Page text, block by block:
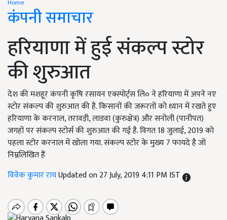
Home
कंपनी समाचार
हरियाणा में हुई संकल्प स्टोर
की शुरुआत
देश की मशहूर कंपनी कृषि रसायन एक्स्पोर्ट्स लि० ने हरियाणा में अपने नए
स्टोर संकल्प की शुरुआत की है. किसानों की जरूरतों को ध्यान में रखते हुए
हरियाणा के करनाल, तरावड़ी, लाडवा (कुरुक्षेत्र) और सनोली (पानीपत)
जगहों पर संकल्प स्टोर्स की शुरुआत की गई है. विगत 18 जुलाई, 2019 को
पहला स्टोर करनाल में खोला गया. संकल्प स्टोर के मुख्य 7 फायदे है जो
निम्नलिखित हैं
विवेक कुमार रायUpdated on 27 July, 2019 4:11 PM IST